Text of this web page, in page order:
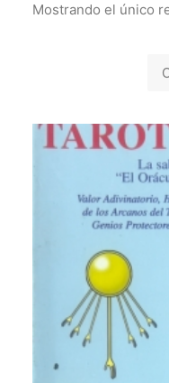
INICIO
CATEGORÍAS
AUTORES
GLOSARIO
CONTACTO
Mostrando el único